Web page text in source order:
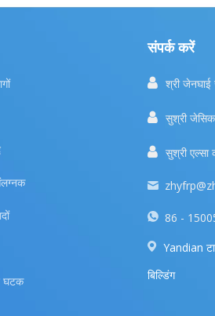
घटक
संपर्क करें
 श्री
 सुश्री
 सुश्री
86 -
Yandian
बिल्डिंग